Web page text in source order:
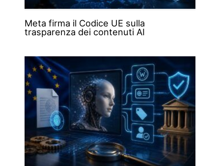
Meta firma il Codice UE sulla
trasparenza dei contenuti AI